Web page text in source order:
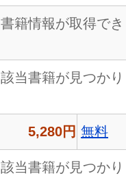
書籍情報が取得で
該当書籍が見つか
5,280円 無料
該当書籍が見つか